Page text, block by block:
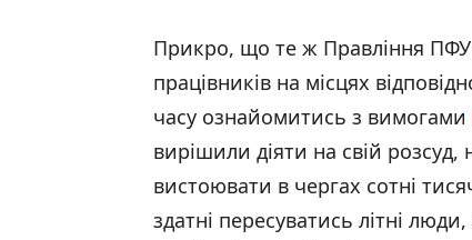
Прикро, що те ж Правління ПФУ
працівників на місцях
часу ознайомитись з вимогами
вирішили діяти на свій
вистоювати в чергах сотні
здатні пересуватись літні